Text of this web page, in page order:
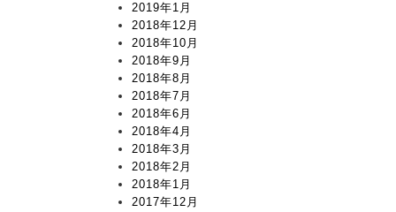
2019年1月
2018年12月
2018年10月
2018年9月
2018年8月
2018年7月
2018年6月
2018年4月
2018年3月
2018年2月
2018年1月
2017年12月